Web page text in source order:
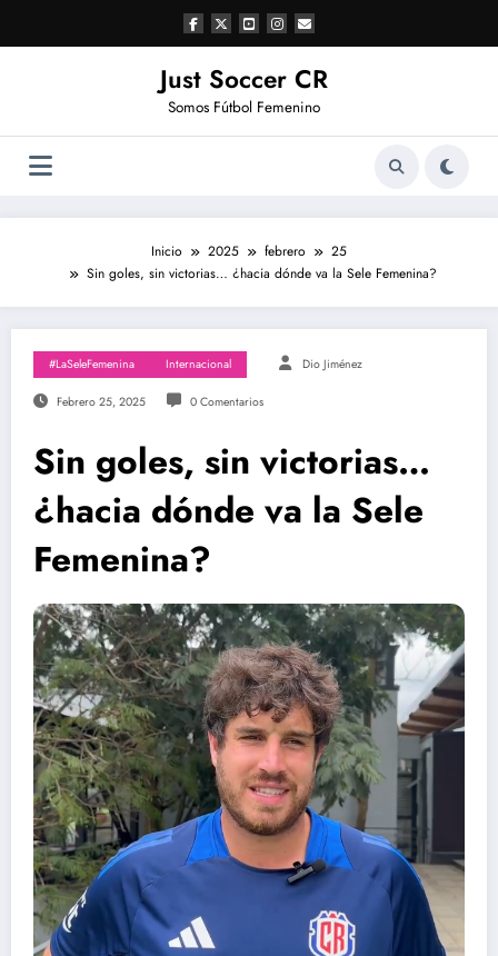
contenido
Just Soccer CR
Somos Fútbol Femenino
Inicio 2025 febrero
25
Sin goles, sin victorias… ¿hacia dónde va la Sele Femenina?
#LaSeleFemenina Internacional Dio Jiménez
Febrero 25, 2025 0 Comentarios
Sin goles, sin victorias…
¿hacia dónde va la Sele
Femenina?